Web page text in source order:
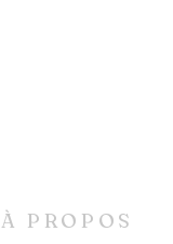
À PROPOS